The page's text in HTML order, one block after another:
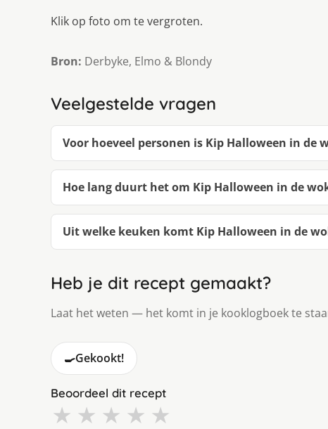
Klik op foto om te vergroten.
Bron: Derbyke, Elmo & Blondy
Veelgestelde vragen
Voor hoeveel personen is Kip Halloween in de
Hoe lang duurt het om Kip Halloween in de
Uit welke keuken komt Kip Halloween in de
Heb je dit recept gemaakt?
Laat het weten — het komt in je kooklogboek te
🍳Gekookt!
Beoordeel dit recept
★ ★ ★ ★ ★